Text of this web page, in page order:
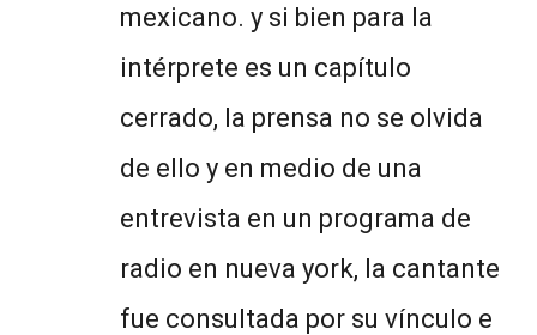
mexicano. y si bien para la
intérprete es un capítulo
cerrado, la prensa no se olvida
de ello y en medio de una
entrevista en un programa de
radio en nueva york, la cantante
fue consultada por su vínculo e